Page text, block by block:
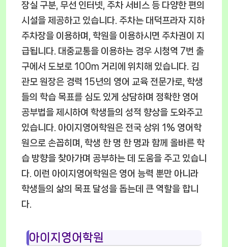
장실 구분, 무선 인터넷, 주차 서비스 등 다양한 편의
시설을 제공하고 있습니다. 주차는 대덕프라자 지하
주차장을 이용하며, 학원을 이용하시면 주차권이 지
급됩니다. 대중교통을 이용하는 경우 시청역 7번 출
구에서 도보로 100m 거리에 위치해 있습니다. 김
관모 원장은 경력 15년의 영어 교육 전문가로, 학생
들의 학습 목표를 심도 있게 상담하며 정확한 영어
공부법을 제시하여 학생들의 성적 향상을 도와주고
있습니다. 아이지영어학원은 전국 상위 1% 영어학
원으로 손꼽히며, 학생 한 명 한 명과 함께 올바른 학
습 방향을 찾아가며 공부하는 데 도움을 주고 있습니
다. 이런 아이지영어학원은 영어 능력 뿐만 아니라
학생들의 삶의 목표 달성을 돕는데 큰 역할을 합니
다.
아이지영어학원